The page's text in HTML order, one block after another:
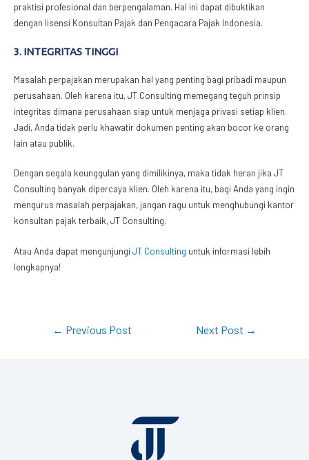
praktisi profesional dan berpengalaman. Hal ini dapat dibuktikan
dengan lisensi Konsultan Pajak dan Pengacara Pajak Indonesia.
3. INTEGRITAS TINGGI
Masalah perpajakan merupakan hal yang penting bagi pribadi maupun
perusahaan. Oleh karena itu, JT Consulting memegang teguh prinsip
integritas dimana perusahaan siap untuk menjaga privasi setiap klien.
Jadi, Anda tidak perlu khawatir dokumen penting akan bocor ke orang
lain atau publik.
Dengan segala keunggulan yang dimilikinya, maka tidak heran jika JT
Consulting banyak dipercaya klien. Oleh karena itu, bagi Anda yang ingin
mengurus masalah perpajakan, jangan ragu untuk menghubungi kantor
konsultan pajakterbaik, JT Consulting.
Atau Anda dapat mengunjungiJT Consulting untuk informasi lebih
lengkapnya!
← Previous Post Next Post →